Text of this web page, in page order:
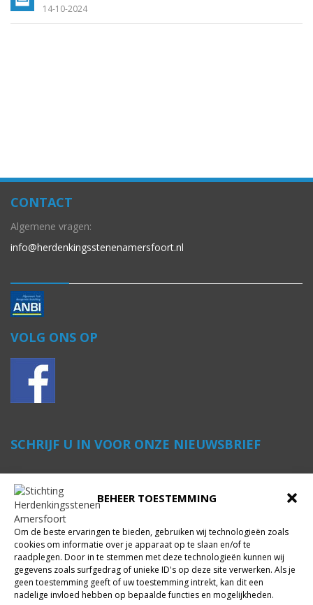
BEHEER TOESTEMMING
Om de beste ervaringen te bieden, gebruiken wij technologieën zoals
cookies om informatie over je apparaat op te slaan en/of te
raadplegen. Door in te stemmen met deze technologieën kunnen wij
gegevens zoals surfgedrag of unieke ID's op deze site verwerken. Als je
geen toestemming geeft of uw toestemming intrekt, kan dit een
nadelige invloed hebben op bepaalde functies en mogelijkheden.
14-10-2024
CONTACT
Algemene vragen:
info@herdenkingsstenenamersfoort.nl
VOLG ONS OP
SCHRIJF U IN VOOR ONZE NIEUWSBRIEF
Voornaam
Achternaam*
E-mailadres*